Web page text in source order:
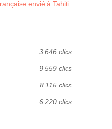
envié à Tahiti
3 646 clics
9 559 clics
8 115 clics
6 220 clics